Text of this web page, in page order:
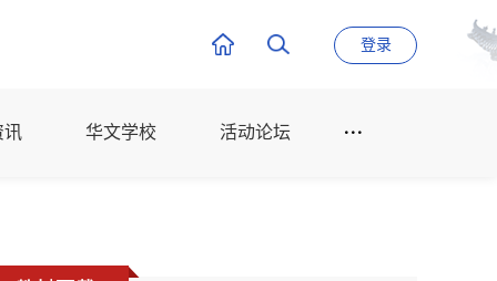
登录
讯 华文学校 活动论坛